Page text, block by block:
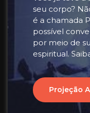
seu corpo?
é a chamada
possível
por meio de
espiritual.
Projeção